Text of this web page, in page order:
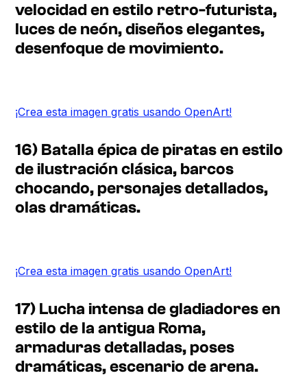
velocidad en estilo retro-futurista,
luces de neón, diseños elegantes,
desenfoque de movimiento.
¡Crea esta imagen gratis usando OpenArt!
16) Batalla épica de piratas en estilo
de ilustración clásica, barcos
chocando, personajes detallados,
olas dramáticas.
¡Crea esta imagen gratis usando OpenArt!
17) Lucha intensa de gladiadores en
estilo de la antigua Roma,
armaduras detalladas, poses
dramáticas, escenario de arena.